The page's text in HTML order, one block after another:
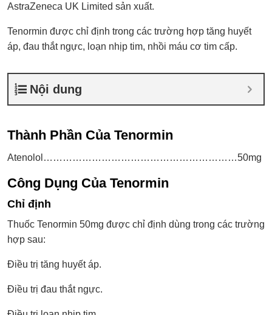
AstraZeneca UK Limited sản xuất.
Tenormin được chỉ định trong các trường hợp tăng huyết
áp, đau thắt ngực, loạn nhịp tim, nhồi máu cơ tim cấp.
Nội dung
Thành Phần Của Tenormin
Atenolol……………………………………………………50mg
Công Dụng Của Tenormin
Chỉ định
Thuốc Tenormin 50mg được chỉ định dùng trong các trường
hợp sau:
Ðiều trị tăng huyết áp.
Ðiều trị đau thắt ngực.